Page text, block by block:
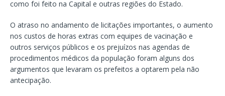
como foi feito na Capital e outras regiões do Estado.
O atraso no andamento de licitações importantes, o aumento
nos custos de horas extras com equipes de vacinação e
outros serviços públicos e os prejuízos nas agendas de
procedimentos médicos da população foram alguns dos
argumentos que levaram os prefeitos a optarem pela não
antecipação.